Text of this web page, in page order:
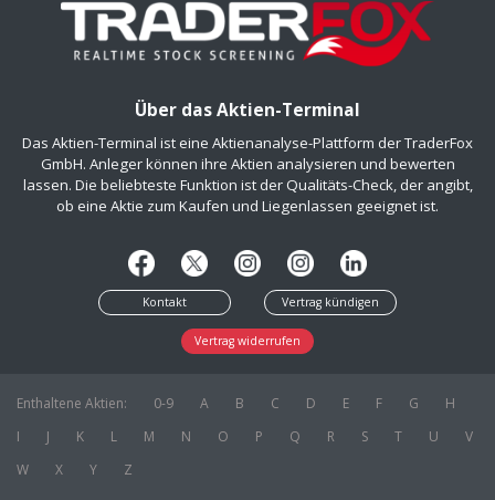
Über das Aktien-Terminal
Das Aktien-Terminal ist eine Aktienanalyse-Plattform der TraderFox
GmbH. Anleger können ihre Aktien analysieren und bewerten
lassen. Die beliebteste Funktion ist der Qualitäts-Check, der angibt,
ob eine Aktie zum Kaufen und Liegenlassen geeignet ist.
Kontakt Vertrag kündigen
Vertrag widerrufen
Enthaltene Aktien: 0-9 A B C D E F G
H
I
J K L M N O P Q R S T U
V
W
X Y Z